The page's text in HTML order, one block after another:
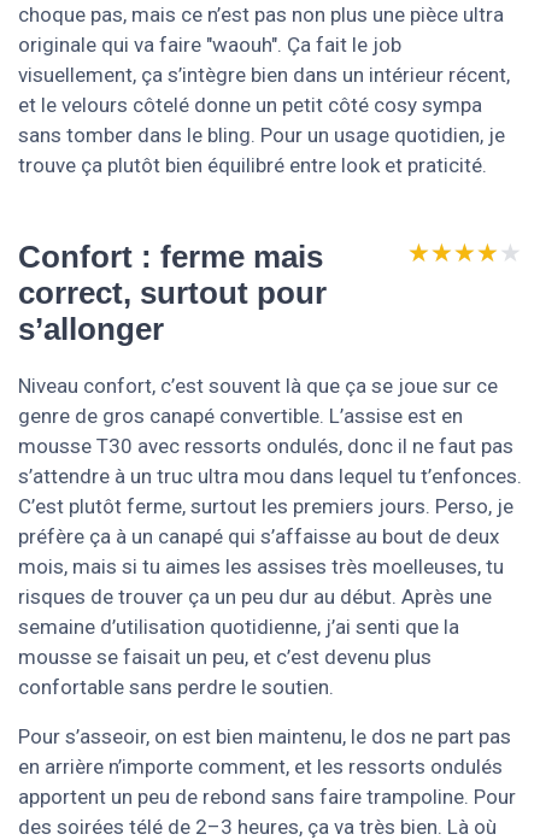
choque pas, mais ce n’est pas non plus une pièce ultra
originale qui va faire "waouh". Ça fait le job
visuellement, ça s’intègre bien dans un intérieur récent,
et le velours côtelé donne un petit côté cosy sympa
sans tomber dans le bling. Pour un usage quotidien, je
trouve ça plutôt bien équilibré entre look et praticité.
Confort : ferme mais
correct, surtout pour
s’allonger
★★★★★
★★★★★
Niveau confort, c’est souvent là que ça se joue sur ce
genre de gros canapé convertible. L’assise est en
mousse T30 avec ressorts ondulés, donc il ne faut pas
s’attendre à un truc ultra mou dans lequel tu t’enfonces.
C’est plutôt ferme, surtout les premiers jours. Perso, je
préfère ça à un canapé qui s’affaisse au bout de deux
mois, mais si tu aimes les assises très moelleuses, tu
risques de trouver ça un peu dur au début. Après une
semaine d’utilisation quotidienne, j’ai senti que la
mousse se faisait un peu, et c’est devenu plus
confortable sans perdre le soutien.
Pour s’asseoir, on est bien maintenu, le dos ne part pas
en arrière n’importe comment, et les ressorts ondulés
apportent un peu de rebond sans faire trampoline. Pour
des soirées télé de 2–3 heures, ça va très bien. Là où